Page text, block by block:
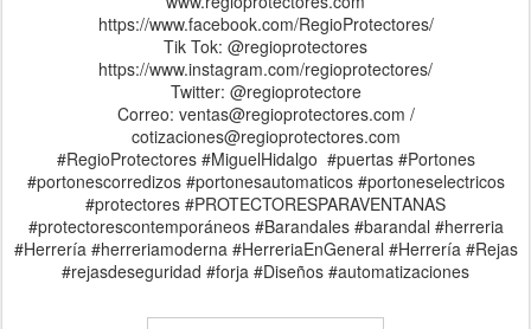
https://www.facebook.com/RegioProtectores/
Tik Tok: @regioprotectores
https://www.instagram.com/regioprotectores/
Twitter: @regioprotectore
Correo: ventas@regioprotectores.com /
cotizaciones@regioprotectores.com
#RegioProtectores #MiguelHidalgo #puertas #Portones
#portonescorredizos #portonesautomaticos #portoneselectricos
#protectores #PROTECTORESPARAVENTANAS
#protectorescontemporáneos #Barandales #barandal #herreria
#Herrería #herreriamoderna #HerreriaEnGeneral #Herrería #Rejas
#rejasdeseguridad #forja #Diseños #automatizaciones